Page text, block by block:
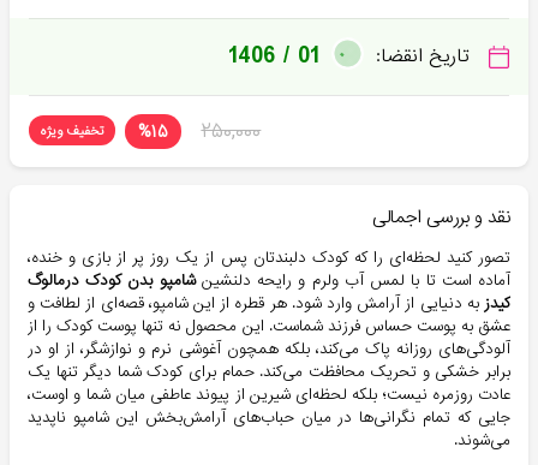
تاریخ انقضا: 1406 / 01
۲۵۰,۰۰۰ %۱۵ تخفیف ویژه
نقد و بررسی اجمالی
تصور کنید لحظه‌ای را که کودک دلبندتان پس از یک روز پر از بازی و خنده،
آماده است تا با لمس آب ولرم و رایحه دلنشینشامپو بدن کودک درمالوگ
کیدز به دنیایی از آرامش وارد شود. هر قطره از این شامپو، قصه‌ای از لطافت و
عشق به پوست حساس فرزند شماست. این محصول نه تنها پوست کودک را از
آلودگی‌های روزانه پاک می‌کند، بلکه همچون آغوشی نرم و نوازشگر، از او در
برابر خشکی و تحریک محافظت می‌کند. حمام برای کودک شما دیگر تنها یک
عادت روزمره نیست؛ بلکه لحظه‌ای شیرین از پیوند عاطفی میان شما و اوست،
جایی که تمام نگرانی‌ها در میان حباب‌های آرامش‌بخش این شامپو ناپدید
می‌شوند.